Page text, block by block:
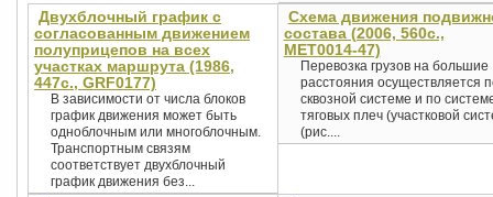
Двухблочный график с
согласованным движением
полуприцепов на всех
участках маршрута (1986,
447с., GRF0177)
В зависимости от числа блоков
график движения может быть
одноблочным или многоблочным.
Транспортным связям
соответствует двухблочный
график движения без...
Схема движения
состава (2006, 560с.,
MET0014-47)
Перевозка грузов на большие
расстояния осуществляется
сквозной системе и по
тяговых плеч (участковой
(рис....